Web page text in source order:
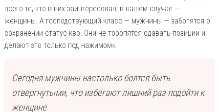
всего те, кто в них заинтересован, в нашем случае —
женщины. А господствующий класс — мужчины — заботятся о
сохранении статус-кво. Они не торопятся сдавать позиции и
делают это только под нажимом».
Сегодня мужчины настолько боятся быть
отвергнутыми, что избегают лишний раз подойти к
женщине